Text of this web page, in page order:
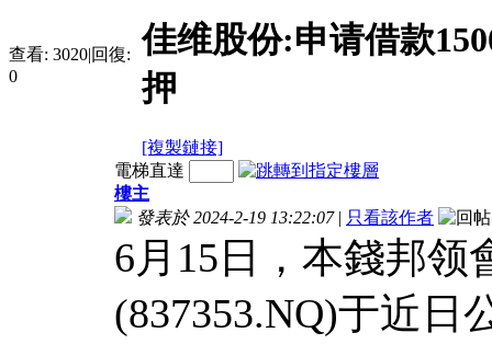
查看: 3020|回復:
0
佳维股份:申请借款
押
[複製鏈接]
電梯直達
樓主
發表於 2024-2-19 13:22:07 | 只看該作者
6月15日，本錢邦领
(837353.NQ)于近日